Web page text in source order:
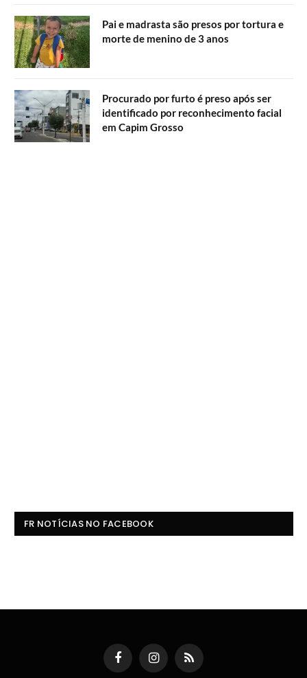
Pai e madrasta são presos por tortura e
morte de menino de 3 anos
Procurado por furto é preso após ser
identificado por reconhecimento facial
em Capim Grosso
FR NOTÍCIAS NO FACEBOOK
FacebookInstagramRSS